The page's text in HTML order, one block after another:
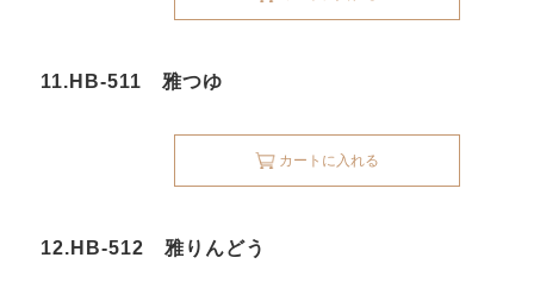
11.HB-511 雅つゆ
カートに入れる
12.HB-512 雅りんどう